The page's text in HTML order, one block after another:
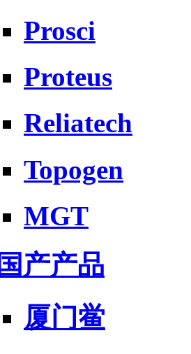
Prosci
Proteus
Reliatech
Topogen
MGT
国产产品
厦门鲎